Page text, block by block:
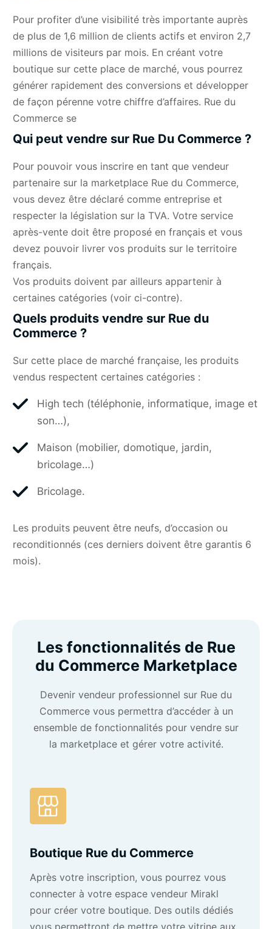
Pour profiter d’une visibilité très importante auprès
de plus de 1,6 million de clients actifs et environ 2,7
millions de visiteurs par mois. En créant votre
boutique sur cette place de marché, vous pourrez
générer rapidement des conversions et développer
de façon pérenne votre chiffre d’affaires. Rue du
Commerce se
Qui peut vendre sur Rue Du Commerce ?
Pour pouvoir vous inscrire en tant que vendeur
partenaire sur la marketplace Rue du Commerce,
vous devez être déclaré comme entreprise et
respecter la législation sur la TVA. Votre service
après-vente doit être proposé en français et vous
devez pouvoir livrer vos produits sur le territoire
français.
Vos produits doivent par ailleurs appartenir à
certaines catégories (voir ci-contre).
Quels produits vendre sur Rue du
Commerce ?
Sur cette place de marché française, les produits
vendus respectent certaines catégories :
High tech (téléphonie, informatique, image et
son…),
Maison (mobilier, domotique, jardin,
bricolage…)
Bricolage.
Les produits peuvent être neufs, d’occasion ou
reconditionnés (ces derniers doivent être garantis 6
mois).
Les fonctionnalités de Rue
du Commerce Marketplace
Devenir vendeur professionnel sur Rue du
Commerce vous permettra d’accéder à un
ensemble de fonctionnalités pour vendre sur
la marketplace et gérer votre activité.
Boutique Rue du Commerce
Après votre inscription, vous pourrez vous
connecter à votre espace vendeur Mirakl
pour créer votre boutique. Des outils dédiés